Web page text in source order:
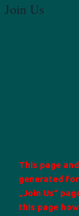
Join Us
This page
generated
„Join Us“
this page